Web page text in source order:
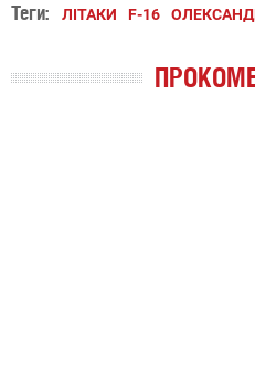
Теги: ЛІТАКИ F-16